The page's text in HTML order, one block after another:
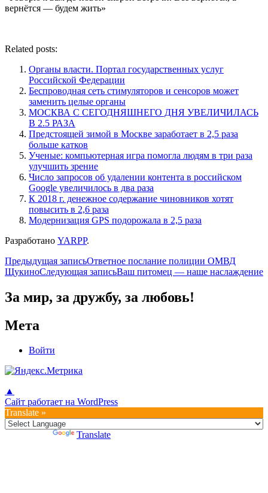
вернётся — будем жить»
Related posts:
Органы власти. Портал государственных услуг
Российской Федерации
Беспроводная сеть стимуляторов и сенсоров может
заменить целые органы
МОСКВА С СЕГОДНЯШНЕГО ДНЯ УВЕЛИЧИЛАСЬ
В 2.5 РАЗА
Предстоящей зимой в Москве заработает в 2,5 раза
больше катков
Ученые: компьютерная игра помогла людям в три раза
улучшить зрение
Число запросов об удалении контента в российском
Google увеличилось в два раза
К 2018 г. денежное содержание чиновников хотят
повысить в 2,6 раза
Модернизация GPS подорожала в 2,5 раза
Разработано YARPP.
Навигация
по
записям
Предыдущая записьОтветное послание полиции ОМВД
ЩукиноСледующая записьВаш питомец — наше наслаждение
За мир, за дружбу, за любовь!
Мета
Войти
▲
Сайт работает на WordPress
Translate »
Translate